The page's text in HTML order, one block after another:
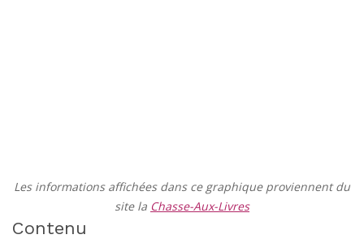
Les informations affichées dans ce graphique proviennent du
site la Chasse-Aux-Livres
Contenu